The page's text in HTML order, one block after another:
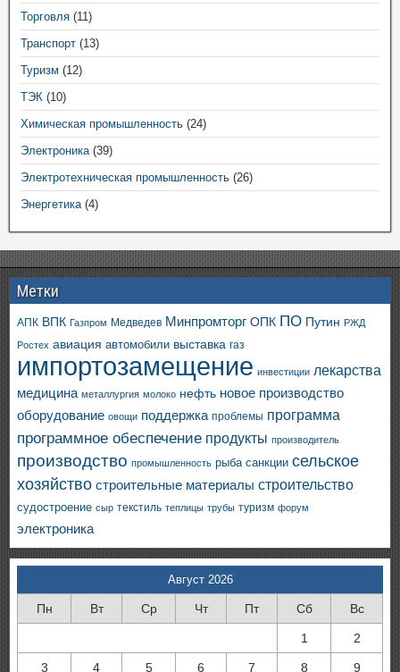
Торговля (11)
Транспорт (13)
Туризм (12)
ТЭК (10)
Химическая промышленность (24)
Электроника(39)
Электротехническая промышленность (26)
Энергетика(4)
Метки
АПК ВПК Газпром Медведев Минпромторг ОПК ПО Путин РЖД
Ростех авиация автомобили выставка газ
импортозамещение инвестиции лекарства
медицина металлургия молоко нефть новое производство
оборудование овощи поддержка проблемы программа
программное обеспечение продукты производитель
производство промышленность рыба санкции сельское
хозяйство строительные материалы строительство
судостроение сыр текстиль теплицы трубы туризм форум
электроника
Август 2026
Пн Вт Ср Чт Пт Сб Вс
1 2
3 4 5 6 7 8 9